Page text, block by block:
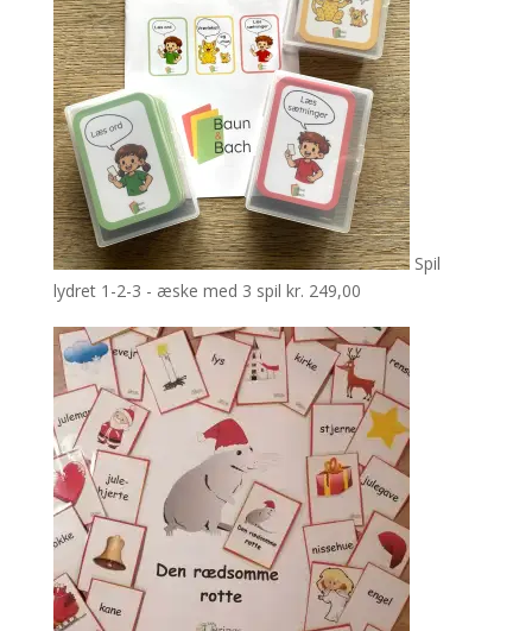
Spil
lydret 1-2-3 - æske med 3 spil kr. 249,00